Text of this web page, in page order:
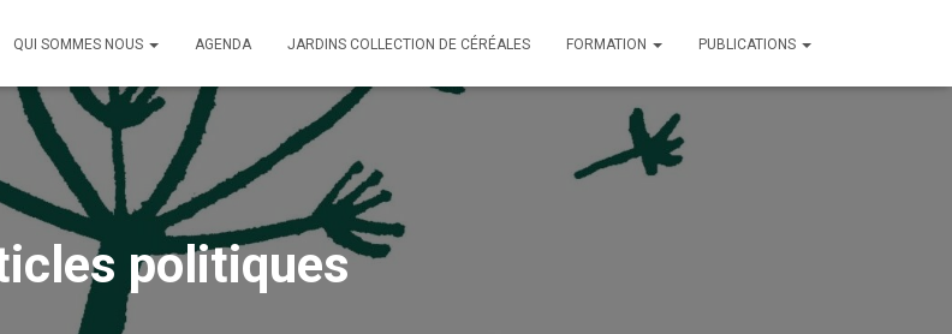
QUI SOMMES NOUS AGENDA JARDINS COLLECTION DE CÉRÉALES FORMATION PUBLICATIONS
politiques